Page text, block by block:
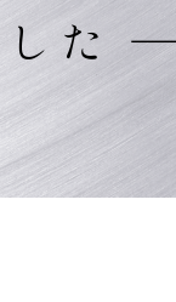
的建造物における
金属
し